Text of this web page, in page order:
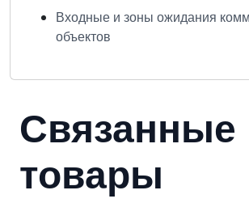
Входные и зоны ожидания
объектов
Связанные
товары